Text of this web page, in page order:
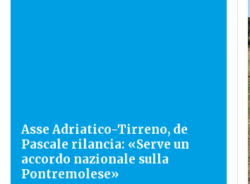
Asse Adriatico-Tirreno, de
Pascale rilancia: «Serve un
accordo nazionale sulla
Pontremolese»